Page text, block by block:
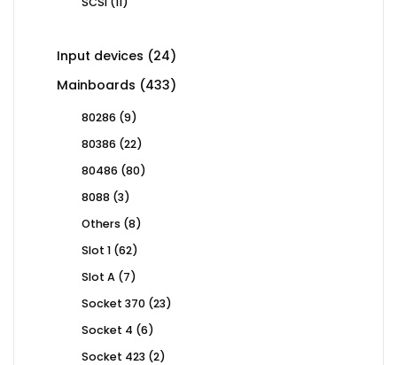
Input devices 2424
products
Mainboards 433433
80286 99
80386 2222
80486 8080
8088 33
Others 88
Slot 1 6262
Slot A 77
Socket 370 2323
Socket 4 66
Socket 423 22